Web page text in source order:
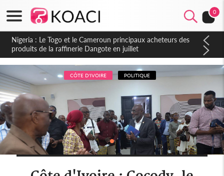
0
Nigeria : Le Togo et le Cameroun principaux acheteurs des
produits de la raffinerie Dangote en juillet
CÔTE D'IVOIRE POLITIQUE